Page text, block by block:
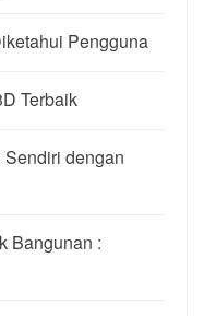
Pengguna
Terbaik
dengan
Bangunan :